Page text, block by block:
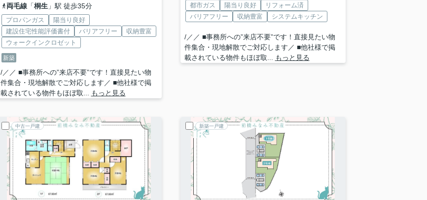
両毛線「桐生 」駅 徒歩35分
プロパンガス
陽当り良好
建設住宅性能評価書付
バリアフリー
収納豊富
ウォークインクロゼット
新築
/／／ ■事務所への”来店不要”です！直接見たい物
件集合・現地解散でご対応します／ ■他社様で掲
載されている物件もほぼ取...
もっと見る
都市ガス 陽当り良好
リフォーム済
バリアフリー
収納豊富 システムキッチン
/／／ ■事務所への”来店不要”です！直接見たい物
件集合・現地解散でご対応します／ ■他社様で掲
載されている物件もほぼ取...
もっと見る
中古一戸建 新築一戸建